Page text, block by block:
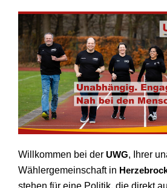
Willkommen bei der UWG, Ihrer
Wählergemeinschaft in
stehen für eine Politik, die direkt